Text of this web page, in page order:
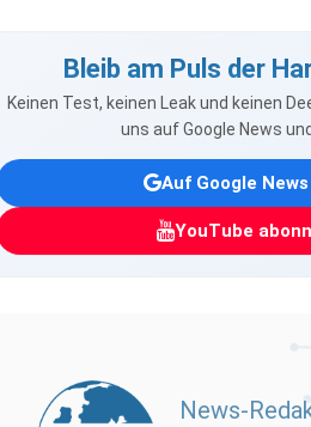
Bleib am Puls der
Keinen Test, keinen Leak und keinen
uns auf Google News
Auf Google
YouTube
News-